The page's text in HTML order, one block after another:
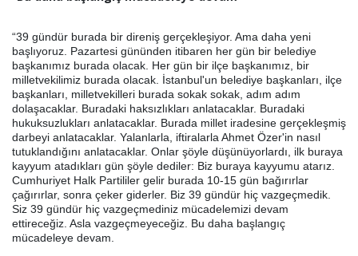
“39 gündür burada bir direniş gerçekleşiyor. Ama daha yeni
başlıyoruz. Pazartesi gününden itibaren her gün bir belediye
başkanımız burada olacak. Her gün bir ilçe başkanımız, bir
milletvekilimiz burada olacak. İstanbul'un belediye başkanları, ilçe
başkanları, milletvekilleri burada sokak sokak, adım adım
dolaşacaklar. Buradaki haksızlıkları anlatacaklar. Buradaki
hukuksuzlukları anlatacaklar. Burada millet iradesine gerçekleşmiş
darbeyi anlatacaklar. Yalanlarla, iftiralarla Ahmet Özer'in nasıl
tutuklandığını anlatacaklar. Onlar şöyle düşünüyorlardı, ilk buraya
kayyum atadıkları gün şöyle dediler: Biz buraya kayyumu atarız.
Cumhuriyet Halk Partililer gelir burada 10-15 gün bağırırlar
çağırırlar, sonra çeker giderler. Biz 39 gündür hiç vazgeçmedik.
Siz 39 gündür hiç vazgeçmediniz mücadelemizi devam
ettireceğiz. Asla vazgeçmeyeceğiz. Bu daha başlangıç
mücadeleye devam.